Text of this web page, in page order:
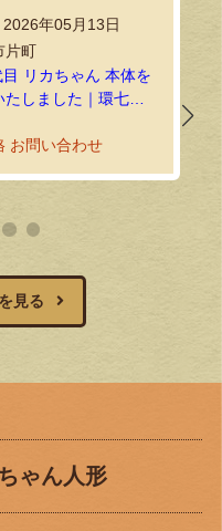
2026年05月13日
片町
目 リカちゃん 本体を
しました｜環七ホ
お問い合わせ
見る
ゃん人形